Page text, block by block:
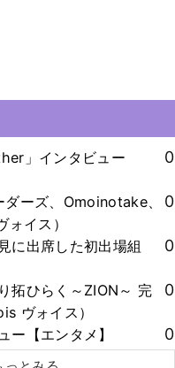
」インタビュー
0
ダーズ、Omoinotake、
イス）
0
に出席した初出場組
0
拓ひらく～ZION～ 完
ヴォイス）
0
ー【エンタメ】 0